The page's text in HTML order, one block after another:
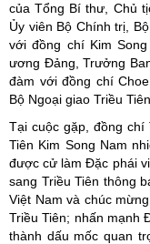
của Tổng Bí thư, Chủ
Ủy viên Bộ Chính trị,
với đồng chí Kim
ương Đảng, Trưởng
đàm với đồng chí
Bộ Ngoại giao Triều Tiên.
Tại cuộc gặp, đồng chí
Tiên Kim Song Nam
được cử làm Đặc phái
sang Triều Tiên thông
Việt Nam và chúc
Triều Tiên; nhấn mạnh
thành dấu mốc quan